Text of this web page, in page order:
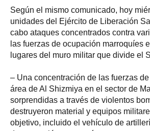
Según el mismo comunicado, hoy
unidades del Ejército de Liberación
cabo ataques concentrados contra
las fuerzas de ocupación marroquíes
lugares del muro militar que divide el
– Una concentración de las fuerzas
área de Al Shizmiya en el sector de
sorprendidas a través de violentos
destruyeron material y equipos
objetivo, incluido el vehículo de